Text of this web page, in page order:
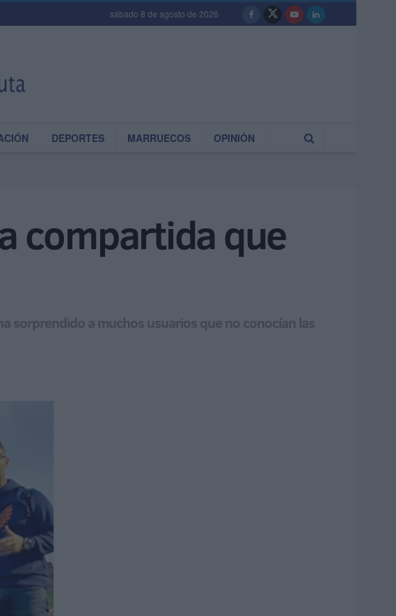
sábado 8 de agosto de 2026
DEPORTES MARRUECOS OPINIÓN
compartida que
sorprendido a muchos usuarios que no conocían las